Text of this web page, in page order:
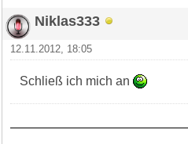
Niklas333
12.11.2012, 18:05
Schließ ich mich an